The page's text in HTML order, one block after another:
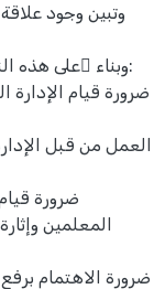
وتبين وجود
وبناء ًعلى هذه
المعلمين